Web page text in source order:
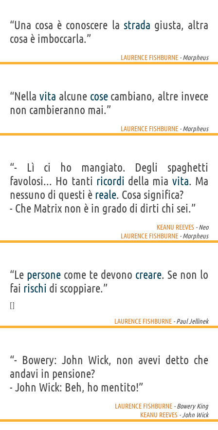
“Una cosa è conoscere la strada giusta, altra
cosa è imboccarla.”
LAURENCE FISHBURNE - Morpheus
“Nella vita alcune cosecambiano, altre invece
non cambieranno mai.”
LAURENCE FISHBURNE - Morpheus
“- Lì ci ho mangiato. Degli spaghetti
favolosi... Ho tanti ricordi della mia vita. Ma
nessuno di questi è reale. Cosa significa?
- Che Matrix non è in grado di dirti chi sei.”
KEANU REEVES - Neo
LAURENCE FISHBURNE - Morpheus
“Le persone come te devono creare. Se non lo
fai rischi di scoppiare.”
LAURENCE FISHBURNE - Paul Jellinek
“- Bowery: John Wick, non avevi detto che
andavi in pensione?
- John Wick: Beh, ho mentito!”
LAURENCE FISHBURNE - Bowery King
KEANU REEVES - John Wick